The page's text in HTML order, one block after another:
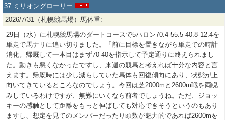
37.ミリオングローリー
2026/7/31（札幌競馬場）馬体重:
29日（水）に札幌競馬場のダートコースで5ハロン70.4-55.5-40.8-12.4を
単走で馬ナリに追い切りました。「前に目標を置きながら単走での時計
消化。帰厩して一本目はまず70-40を指示して予定通りに終えられまし
た。動きも悪くなかったですし、来週の競馬と考えれば十分な内容と言
えます。帰厩時には少し減らしていた馬体も回復傾向にあり、状態が上
向いてきているところなのでしょう。今回は芝2000mと2600m戦を両睨
みしているわけですが、無難にいくなら前者でしょうね。ただ、ジョッ
キーの感触として距離をもっと伸ばしても対応できそうというのもあり
ますし、想定を見てのメンバーだったり頭数が魅力的であれば2600mを